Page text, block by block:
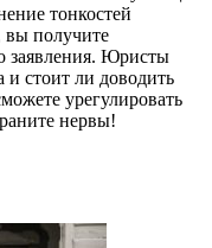
тонкостей
вы получите
заявления. Юристы
и стоит ли доводить
урегулировать
нервы!